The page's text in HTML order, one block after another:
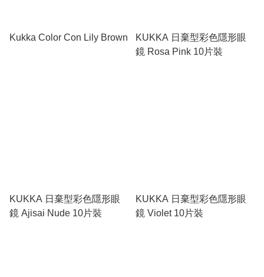
Kukka Color Con Lily Brown
KUKKA 日棄型彩色隱形眼
鏡 Rosa Pink 10片裝
KUKKA 日棄型彩色隱形眼
鏡 Ajisai Nude 10片裝
KUKKA 日棄型彩色隱形眼
鏡 Violet 10片裝